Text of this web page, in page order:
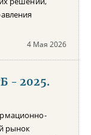
4 Мая 2026
- 2025.
рынок